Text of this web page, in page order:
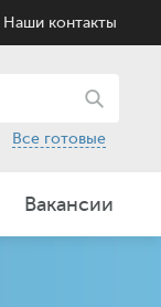
Наши контакты
Все готовые
Вакансии